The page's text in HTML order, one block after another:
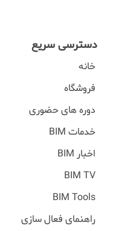
دسترسی سریع
خانه
فروشگاه
دوره های حضوری
خدمات BIM
اخبار BIM
BIM TV
BIM Tools
راهنمای فعال سازی